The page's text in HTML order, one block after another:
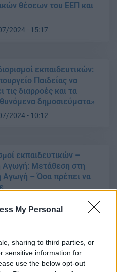
My Personal
sharing to third parties, or
sensitive information for
use the below opt-out
θέσεων του ΕΕΠ και
2024 - 15:17
εκπαιδευτικών:
Παιδείας να
τις διαρροές και τα
δημοσιεύματα»
2024 - 10:12
εκπαιδευτικών –
Αγωγή: Μετάθεση στη
Αγωγή – Όσα πρέπει να
εκπαιδευτικών:
Πώς και πότε
να γίνουν